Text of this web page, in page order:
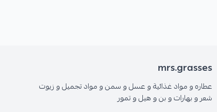
mrs.grasses
عطاره و مواد غذائية و عسل و سمن و مواد تجميل و زيوت
شعر و بهارات و بن و هيل و تمور